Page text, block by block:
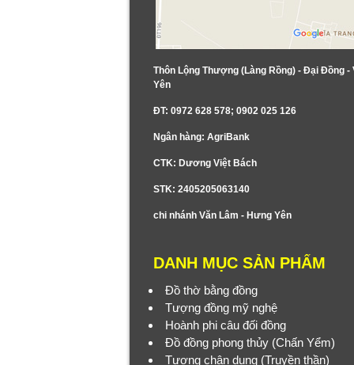
Thôn Lộng Thượng (Làng Rồng) - Đại Đồng -
Yên
ĐT: 0972 628 578; 0902 025 126
Ngân hàng: AgriBank
CTK: Dương Việt Bách
STK: 2405205063140
chi nhánh Văn Lâm - Hưng Yên
DANH MỤC SẢN PHẨM
Đồ thờ bằng đồng
Tượng đồng mỹ nghệ
Hoành phi câu đối đồng
Đồ đồng phong thủy (Chấn Yểm)
Tượng chân dung (Truyền thần)